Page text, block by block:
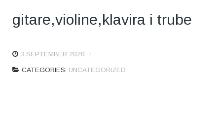
gitare,violine,klavira i trube
3 SEPTEMBER 2020
CATEGORIES: UNCATEGORIZED